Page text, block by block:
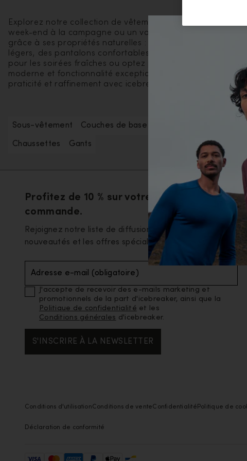
Explorez notre collection de vêtements de voyage
week-end à la campagne ou un voyage autour du
grâce à ses propriétés naturelles : elle régule la
légers, des pantalons confortables et des vestes
pour les soirées fraîches ou optez pour une écharpe
moderne et fonctionnalité exceptionnelle, afin que vous
praticité et raffinement avec icebreaker.
Sous-vêtement Couches de base
Chaussettes Gants
Profitez de 10 % sur votre première
commande.
Rejoignez notre liste de diffusion pour découvrir les
nouveautés et les offres spéciales en avant-première.
Adresse e-mail (obligatoire)
J'accepte de recevoir des e-mails marketing et
promotionnels de la part d'icebreaker, ainsi que la
Politique de confidentialité et les
Conditions générales d'icebreaker.
S'INSCRIRE À LA NEWSLETTER
Conditions d'utilisationConditions de venteConfidentialité Politique de
Déclaration de conformité